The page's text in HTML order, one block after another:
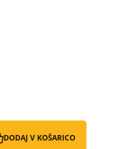
DODAJ V KOŠARICO